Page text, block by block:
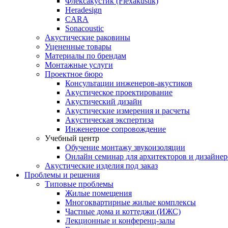
Heradesign
CARA
Sonacoustic
Акустические раковины
Уцененные товары
Материалы по брендам
Монтажные услуги
Проектное бюро
Консультации инженеров-акустиков
Акустическое проектирование
Акустический дизайн
Акустические измерения и расчеты
Акустическая экспертиза
Инженерное сопровождение
Учебный центр
Обучение монтажу звукоизоляции
Онлайн семинар для архитекторов и
Акустические изделия под заказ
Проблемы и решения
Типовые проблемы
Жилые помещения
Многоквартирные жилые комплексы
Частные дома и коттеджи (ИЖС)
Лекционные и конференц-залы